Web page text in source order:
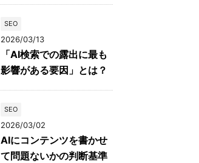
SEO
2026/03/13
「AI検索での露出に最も
影響がある要因」とは？
SEO
2026/03/02
AIにコンテンツを書かせ
て問題ないかの判断基準